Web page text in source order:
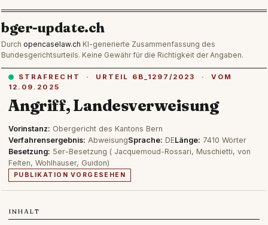
bger-update.ch
Durch opencaselaw.ch KI-generierte Zusammenfassung des
Bundesgerichtsurteils. Keine Gewähr für die Richtigkeit der Angaben.
STRAFRECHT · URTEIL 6B_1297/2023 · VOM
12.09.2025
Angriff, Landesverweisung
Vorinstanz: Obergericht des Kantons Bern
Verfahrensergebnis: AbweisungSprache: DELänge: 7410 Wörter
Besetzung: 5er-Besetzung ( Jacquemoud-Rossari, Muschietti, von
Felten, Wohlhauser, Guidon)
PUBLIKATION VORGESEHEN
INHALT